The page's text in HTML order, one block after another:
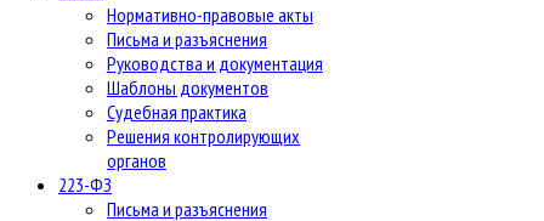
Нормативно-правовые акты
Письма и разъяснения
Руководства и документация
Шаблоны документов
Судебная практика
Решения контролирующих
органов
223-ФЗ
Письма и разъяснения